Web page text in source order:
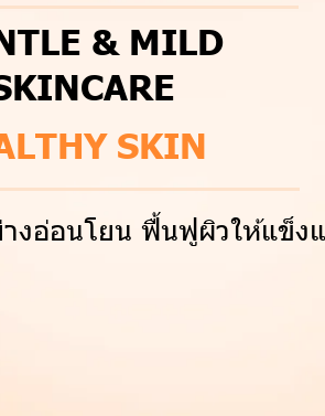
& MILD
SKIN
งอ่อนโยน ฟื้นฟูผิวให้แข็งแ